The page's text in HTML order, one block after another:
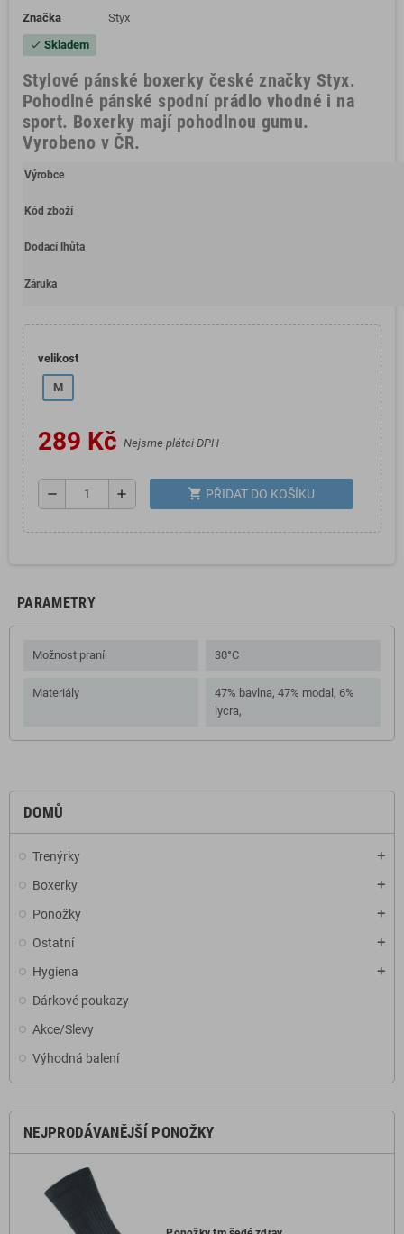
DOMŮ
Trenýrky add
Boxerky add
Ponožky add
Ostatní add
Hygiena add
Dárkové poukazy
Akce/Slevy
Výhodná balení
NEJPRODÁVANĚJŠÍ PONOŽKY
Značka Styx
check Skladem
Stylové pánské boxerky české značky Styx.
Pohodlné pánské spodní prádlo vhodné i na
sport. Boxerky mají pohodlnou gumu.
Vyrobeno v ČR.
Výrobce
Kód zboží
Dodací lhůta
Záruka
velikost
M
289 Kč Nejsme plátci DPH
remove add shopping_cart PŘIDAT DO KOŠÍKU
PARAMETRY
Možnost praní 30°C
Materiály
47% bavlna, 47% modal, 6%
lycra ,